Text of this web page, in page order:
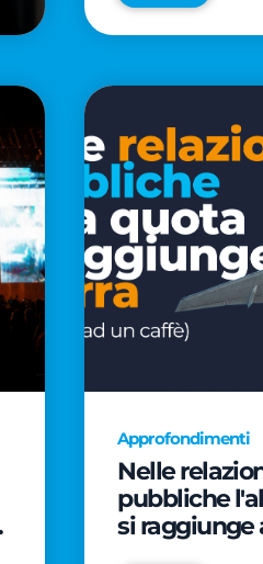
Approfondimenti
Nelle
pubbliche
si raggiunge